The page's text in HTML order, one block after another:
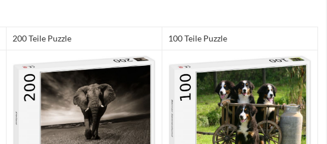
200 Teile Puzzle 100 Teile Puzzle